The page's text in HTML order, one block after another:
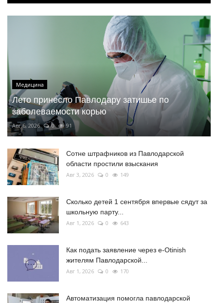
Медицина
Лето принесло Павлодару затишье по
заболеваемости корью
Авг 6, 2026 0 91
Сотне штрафников из Павлодарской
области простили взыскания
Авг 3, 2026 0 149
Сколько детей 1 сентября впервые сядут за
школьную парту...
Авг 1, 2026 0 643
Как подать заявление через e-Otinish
жителям Павлодарской...
Авг 1, 2026 0 170
Автоматизация помогла павлодарской